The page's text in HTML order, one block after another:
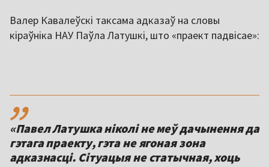
Валер Кавалеўскі таксама адказаў на словы
кіраўніка НАУ Паўла Латушкі, што «праект падвісае»:
,,
«Павел Латушка ніколі не меў дачынення да
гэтага праекту, гэта не ягоная зона
адказнасці. Сітуацыя не статычная, хоць